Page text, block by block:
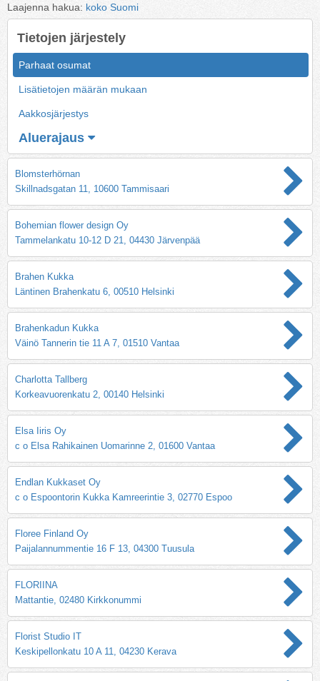
Laajenna hakua: koko Suomi
Tietojen järjestely
Parhaat osumat
Lisätietojen määrän mukaan
Aakkosjärjestys
Aluerajaus
Blomsterhörnan
Skillnadsgatan 11, 10600 Tammisaari
Bohemian flower design Oy
Tammelankatu 10-12 D 21, 04430 Järvenpää
Brahen Kukka
Läntinen Brahenkatu 6, 00510 Helsinki
Brahenkadun Kukka
Väinö Tannerin tie 11 A 7, 01510 Vantaa
Charlotta Tallberg
Korkeavuorenkatu 2, 00140 Helsinki
Elsa Iiris Oy
c o Elsa Rahikainen Uomarinne 2, 01600 Vantaa
Endlan Kukkaset Oy
c o Espoontorin Kukka Kamreerintie 3, 02770 Espoo
Floree Finland Oy
Paijalannummentie 16 F 13, 04300 Tuusula
FLORIINA
Mattantie, 02480 Kirkkonummi
Florist Studio IT
Keskipellonkatu 10 A 11, 04230 Kerava